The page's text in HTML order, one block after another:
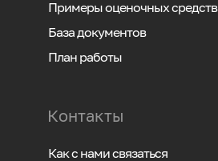
Примеры оценочных средств
База документов
План работы
Контакты
Как с нами связаться